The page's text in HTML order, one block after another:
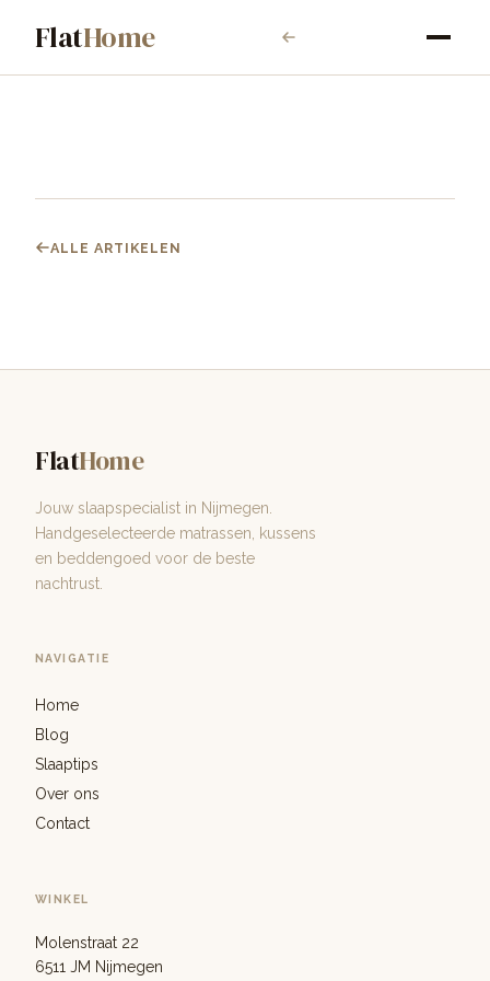
FlatHome
ALLE ARTIKELEN
FlatHome
Jouw slaapspecialist in Nijmegen.
Handgeselecteerde matrassen, kussens
en beddengoed voor de beste
nachtrust.
NAVIGATIE
Home
Blog
Slaaptips
Over ons
Contact
WINKEL
Molenstraat 22
6511 JM Nijmegen